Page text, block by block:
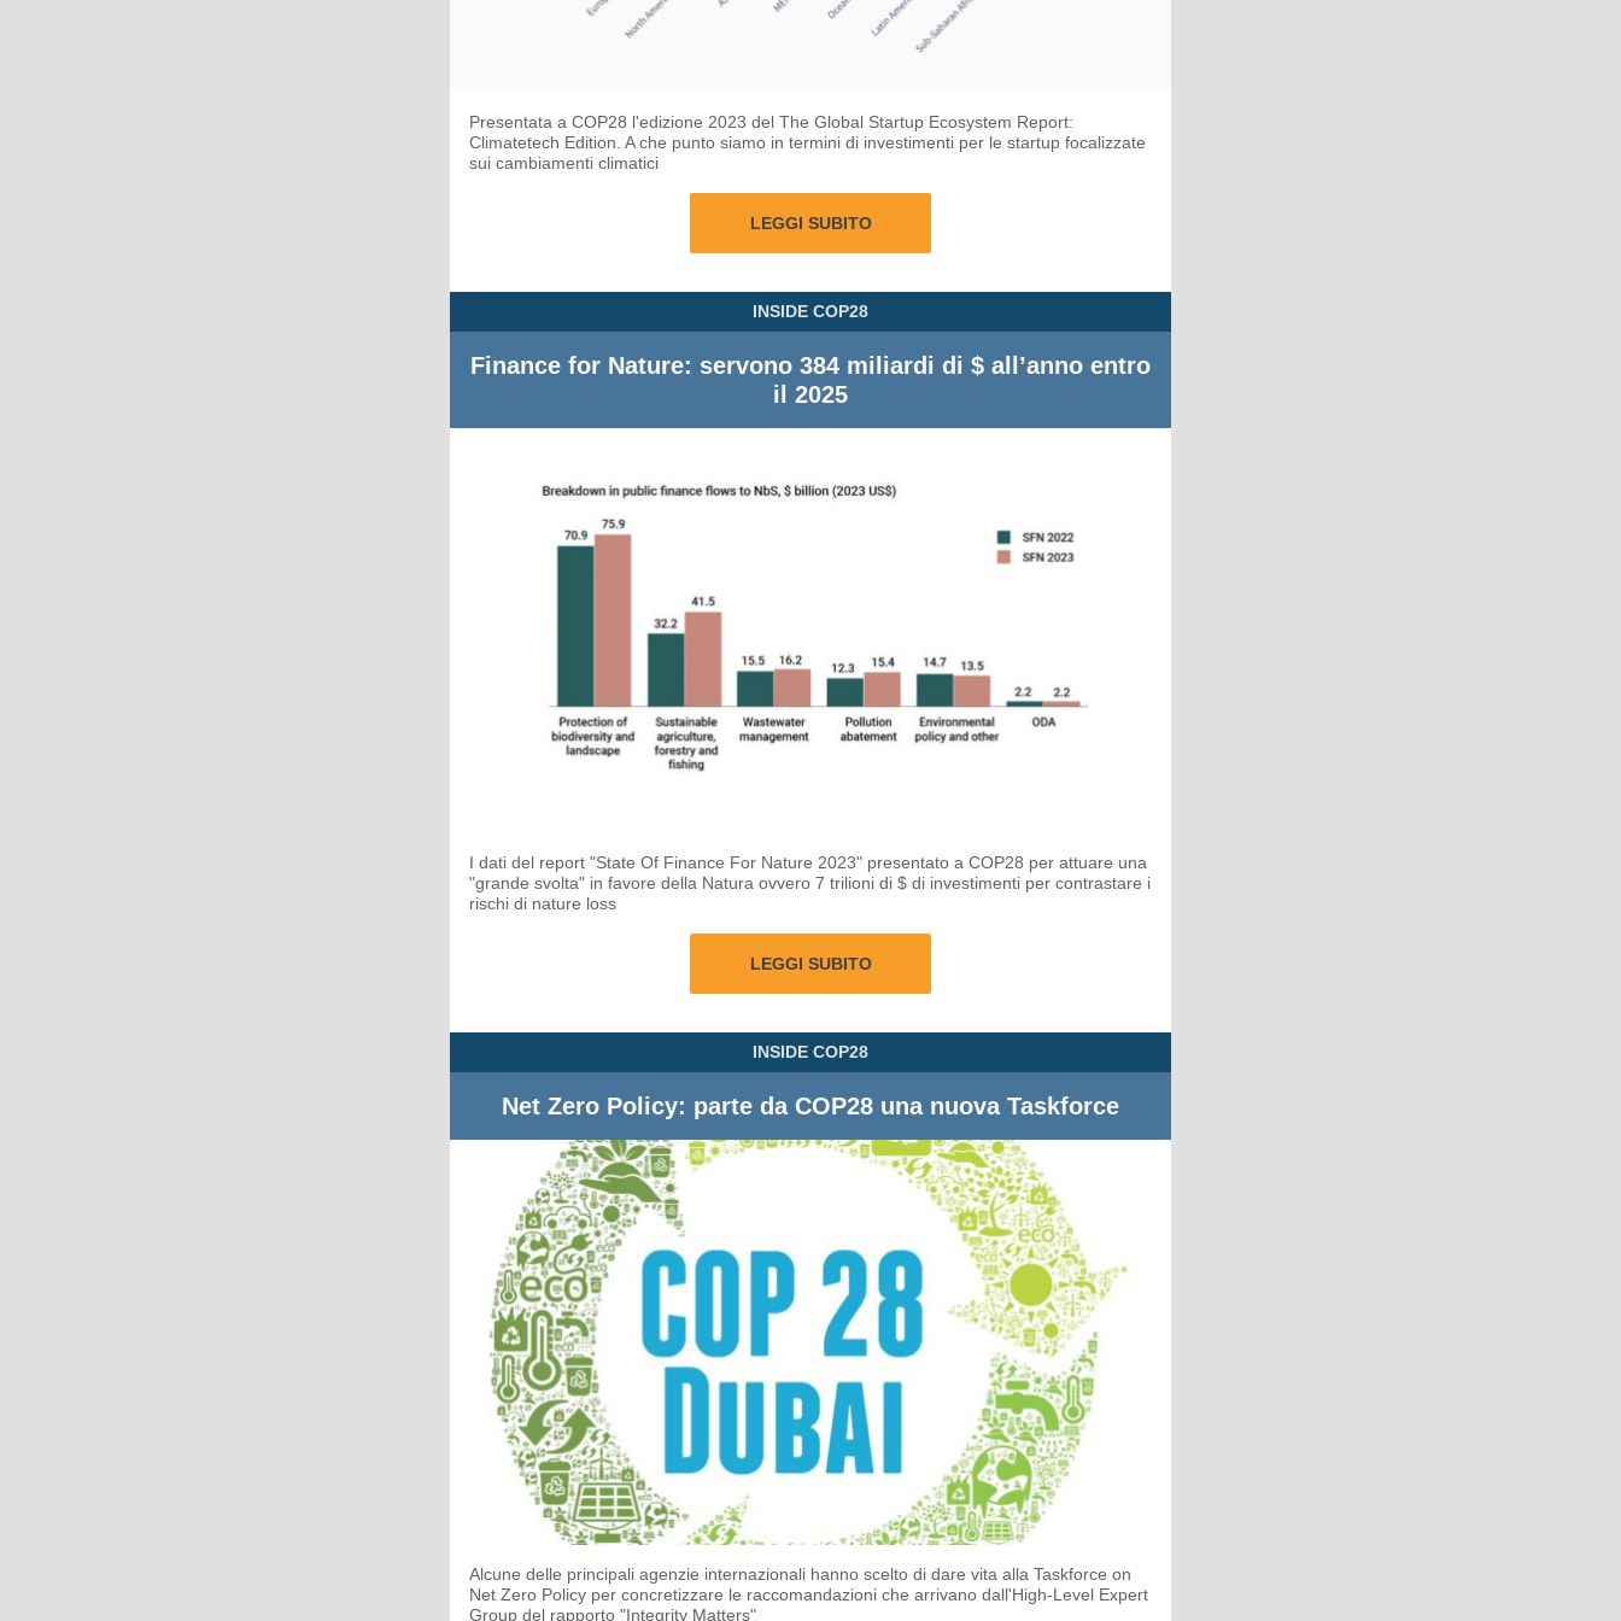
Presentata a COP28 l'edizione 2023 del The Global Startup Ecosystem Report:
Climatetech Edition. A che punto siamo in termini di investimenti per le startup focalizzate
sui cambiamenti climatici
LEGGI SUBITO
INSIDE COP28
Finance for Nature: servono 384 miliardi di $ all’anno entro
il 2025
I dati del report "State Of Finance For Nature 2023" presentato a COP28 per attuare una
"grande svolta" in favore della Natura ovvero 7 trilioni di $ di investimenti per contrastare i
rischi di nature loss
LEGGI SUBITO
INSIDE COP28
Net Zero Policy: parte da COP28 una nuova Taskforce
Alcune delle principali agenzie internazionali hanno scelto di dare vita alla Taskforce on
Net Zero Policy per concretizzare le raccomandazioni che arrivano dall'High-Level Expert
Group del rapporto "Integrity Matters"